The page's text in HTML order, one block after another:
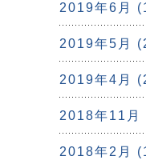
2019年6月
2019年5月
2019年4月
2018年11月
2018年2月